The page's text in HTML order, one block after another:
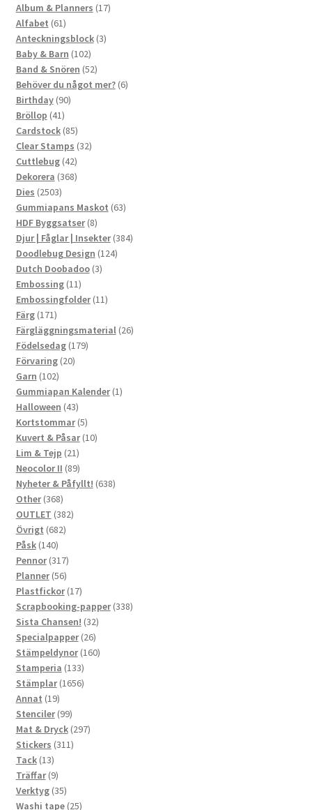
produkter
Album & Planners 1717
Alfabet 6161
produkter
Anteckningsblock 33
Baby & Barn 102102
produkter
Band & Snören 5252
produkter
Behöver du något mer? 66
Birthday 9090
Bröllop 4141
produkter
Cardstock 8585
produkter
Clear Stamps 3232
Cuttlebug 4242
produkter
Dekorera 368368
Dies 25032503
produkter
Gummiapans Maskot 6363
HDF Byggsatser 88
produkter
Djur | Fåglar | Insekter 384384
Doodlebug Design 124124
Dutch Doobadoo 33
Embossing 1111
produkter
Embossingfolder 1111
Färg 171171
produkter
Färgläggningsmaterial 2626
Födelsedag 179179
Förvaring 2020
Garn 102102
produkter
Gummiapan Kalender 11
Halloween 4343
produkter
Kortstommar 55
produkter
Kuvert & Påsar 1010
Lim & Tejp 2121
produkter
Neocolor II 8989
produkter
Nyheter & Påfyllt! 638638
Other 368368
produkter
OUTLET 382382
Övrigt 682682
Påsk 140140
produkter
Pennor 317317
produkter
Planner 5656
produkter
Plastfickor 1717
produkter
Scrapbooking-papper 338338
Sista Chansen! 3232
produkter
Specialpapper 2626
produkter
Stämpeldynor 160160
Stamperia 133133
produkter
Stämplar 16561656
Annat 1919
produkter
Stenciler 9999
produkter
Mat & Dryck 297297
Stickers 311311
Tack 1313
produkter
Träffar 99
produkter
Verktyg 3535
produkter
Washi tape 2525